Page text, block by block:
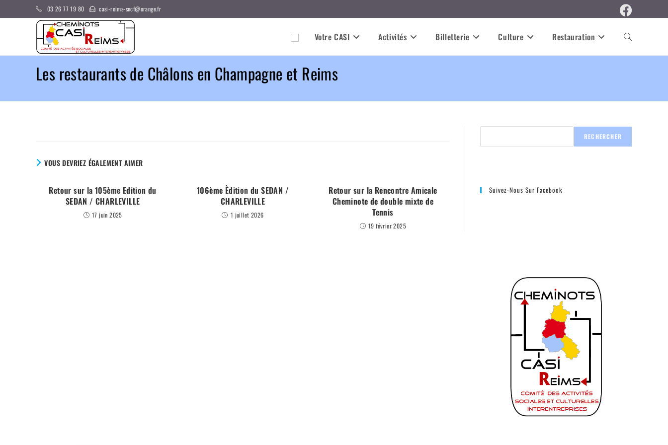
to
03 26 77 19 80 casi-reims-sncf@orange.fr
Votre CASI Activités Billetterie Culture Restauration Toggle
Les restaurants de Châlons en Champagne et Reims
VOUS DEVRIEZ ÉGALEMENT AIMER
Retour sur la 105ème Edition du
SEDAN / CHARLEVILLE
17 juin 2025
106ème Èdition du SEDAN /
CHARLEVILLE
1 juillet 2026
Retour sur la Rencontre Amicale
Cheminote de double mixte de
Tennis
19 février 2025
RECHERCHER
Suivez-Nous Sur Facebook